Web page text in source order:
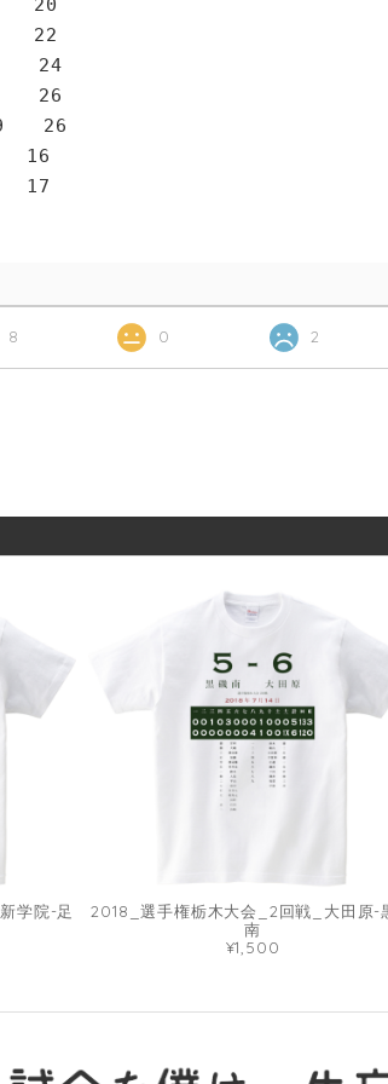
24
26
26
16
17
8 0 2
学院-足
2018_選手権栃木大会_2回戦_大田原-
南
¥1,500